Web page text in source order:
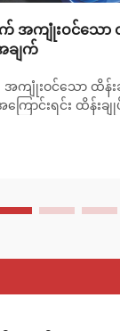
အကျုံးဝင်သော ထိန်
ချက်
ကျုံးဝင်သော ထိန်းခ
ောင်းရင်း ထိန်းချု
ချိတ်ဆက်ထားပြီး သ
ခါ ဘီးများ ရွှေ့ပြ